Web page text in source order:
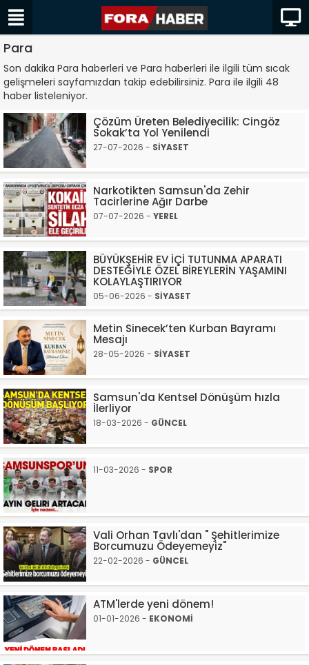
Para
Son dakika Para haberleri ve Para haberleri ile ilgili tüm sıcak
gelişmeleri sayfamızdan takip edebilirsiniz. Para ile ilgili 48
haber listeleniyor.
Çözüm Üreten Belediyecilik: Cingöz
Sokak’ta Yol Yenilendi
27-07-2026 - SİYASET
Narkotikten Samsun'da Zehir
Tacirlerine Ağır Darbe
07-07-2026 - YEREL
BÜYÜKŞEHİR EV İÇİ TUTUNMA APARATI
DESTEĞİYLE ÖZEL BİREYLERİN YAŞAMINI
KOLAYLAŞTIRIYOR
05-06-2026 - SİYASET
Metin Sinecek’ten Kurban Bayramı
Mesajı
28-05-2026 - SİYASET
Samsun'da Kentsel Dönüşüm hızla
İlerliyor
18-03-2026 - GÜNCEL
11-03-2026 - SPOR
Vali Orhan Tavlı'dan " Şehitlerimize
Borcumuzu Ödeyemeyiz"
22-02-2026 - GÜNCEL
ATM'lerde yeni dönem!
01-01-2026 - EKONOMİ